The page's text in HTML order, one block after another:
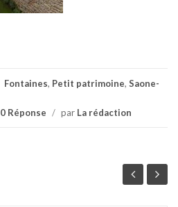
Fontaines, Petit patrimoine, Saone-
0 Réponse / par La rédaction